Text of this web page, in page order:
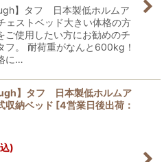
】タフ 日本製低ホルムア
ェストベッド大きい体格の方
ご使用したい方にお勧めのチ
フ。 耐荷重がなんと600kg！
に…
】タフ 日本製低ホルムア
収納ベッド [4営業日後出荷：
)